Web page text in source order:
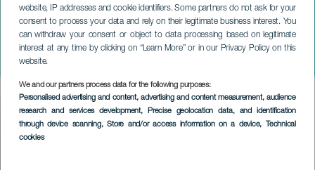
website, IP addresses and cookie identifiers. Some partners do not ask for your
consent to process your data and rely on their legitimate business interest. You
can withdraw your consent or object to data processing based on legitimate
interest at any time by clicking on “Learn More” or in our Privacy Policy on this
website.
We and our partners process data for the following purposes:
Personalised advertising and content, advertising and content measurement, audience
research and services development, Precise geolocation data, and identification
through device scanning, Store and/or access information on a device, Technical
cookies
Jorge Bolaños: Perreando
GRAN CANARIA
Imagen
Listado